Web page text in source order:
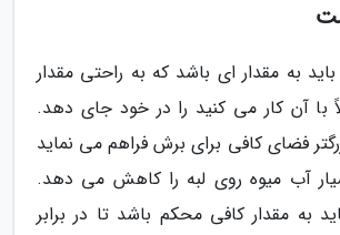
به مقدار ای باشد که به راحتی مقدار
با آن کار می کنید را در خود جای دهد.
فضای کافی برای برش فراهم می نماید
آب میوه روی لبه را کاهش می دهد.
به مقدار کافی محکم باشد تا در برابر